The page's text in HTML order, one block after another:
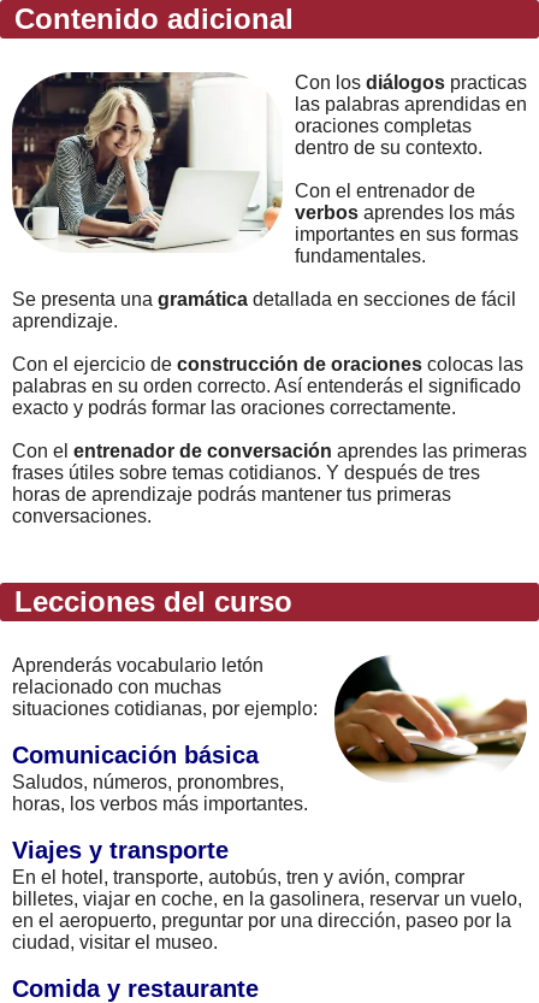
Contenido adicional
Con los diálogos practicas
las palabras aprendidas en
oraciones completas
dentro de su contexto.
Con el entrenador de
verbos aprendes los más
importantes en sus formas
fundamentales.
Se presenta una gramática detallada en secciones de fácil
aprendizaje.
Con el ejercicio de construcción de oraciones colocas las
palabras en su orden correcto. Así entenderás el significado
exacto y podrás formar las oraciones correctamente.
Con el entrenador de conversación aprendes las primeras
frases útiles sobre temas cotidianos. Y después de tres
horas de aprendizaje podrás mantener tus primeras
conversaciones.
Lecciones del curso
Aprenderás vocabulario letón
relacionado con muchas
situaciones cotidianas, por ejemplo:
Comunicación básica
Saludos, números, pronombres,
horas, los verbos más importantes.
Viajes y transporte
En el hotel, transporte, autobús, tren y avión, comprar
billetes, viajar en coche, en la gasolinera, reservar un vuelo,
en el aeropuerto, preguntar por una dirección, paseo por la
ciudad, visitar el museo.
Comida y restaurante